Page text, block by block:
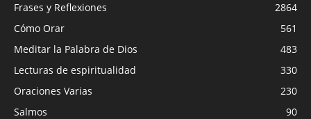
Frases y Reflexiones
2864
Cómo Orar
561
Meditar la Palabra de Dios
483
Lecturas de espiritualidad
330
Oraciones Varias
230
Salmos
90